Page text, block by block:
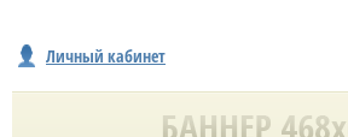
Личный кабинет